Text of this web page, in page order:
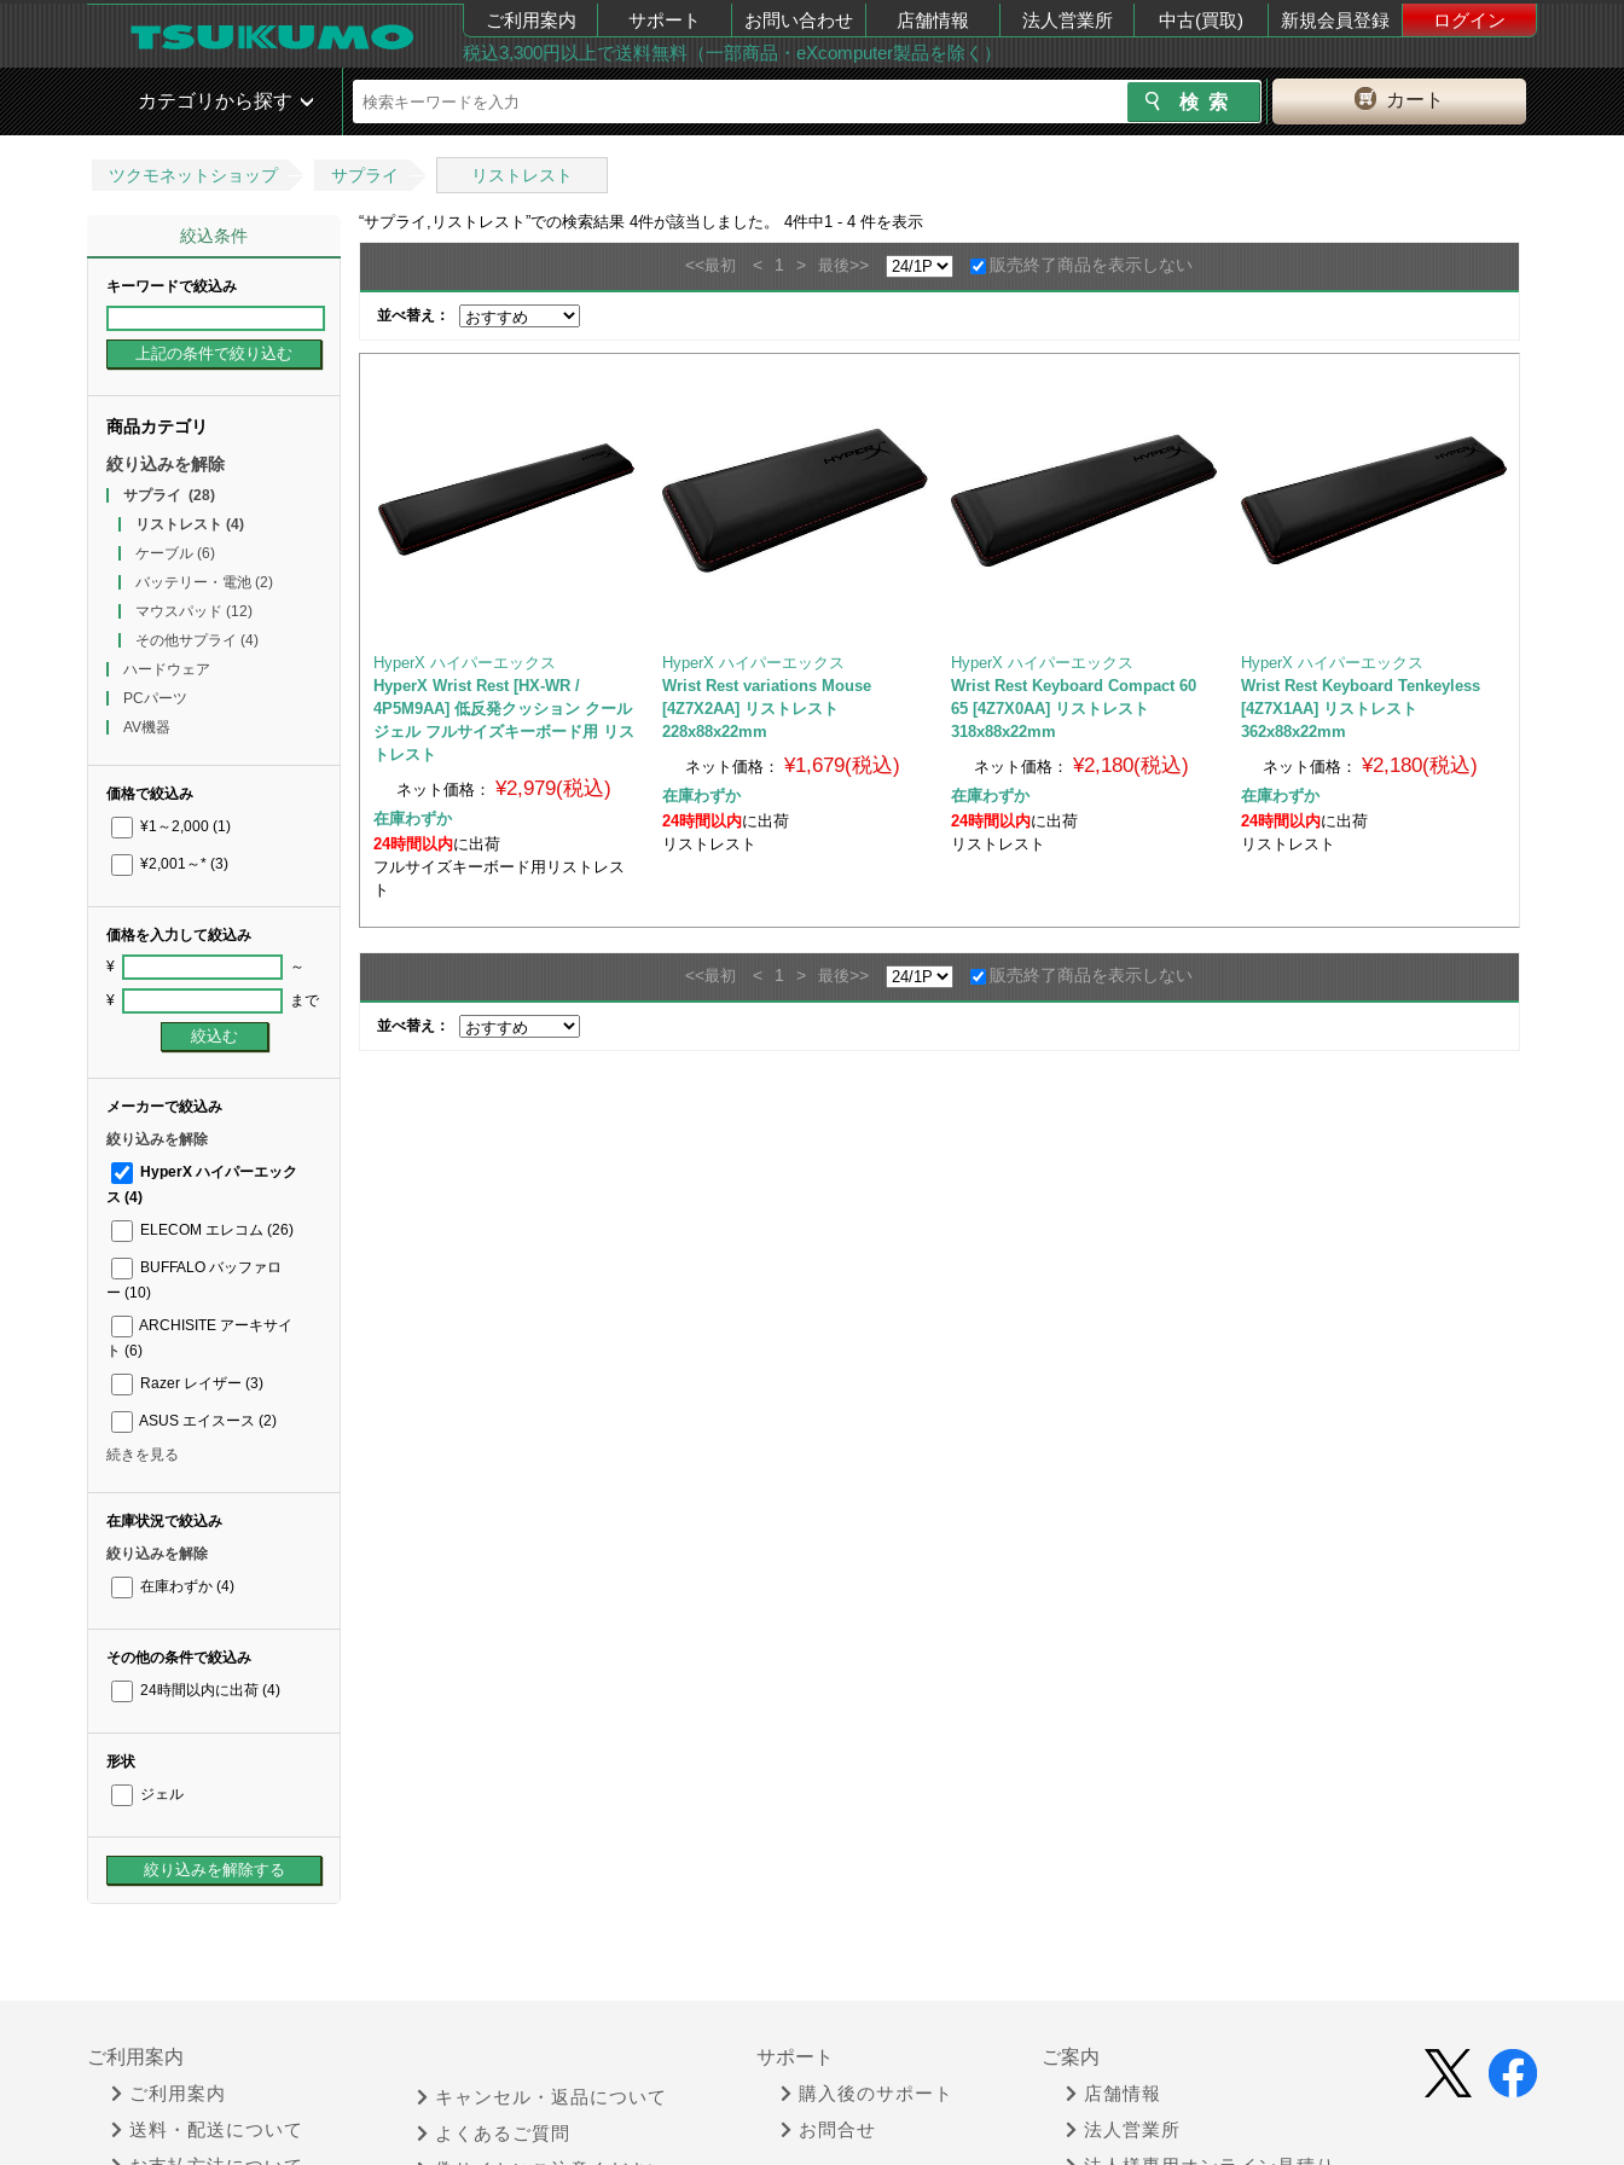
ご利用案内 サポート お問い合わせ 店舗情報 法人営業所 中古(買取) 新規会員登録
ログイン
税込3,300円以上で送料無料（一部商品・eXcomputer製品を除く）
カート
カテゴリから探す
ツクモネットショップ サプライ リストレスト
絞込条件
キーワードで絞込み
商品カテゴリ
絞り込みを解除
サプライ (28)
リストレスト (4)
ケーブル(6)
バッテリー・電池(2)
マウスパッド (12)
その他サプライ (4)
ハードウェア
PCパーツ
AV機器
価格で絞込み
¥1～2,000 (1)
¥2,001～* (3)
価格を入力して絞込み
¥ ～
¥ まで
メーカーで絞込み
絞り込みを解除
HyperX ハイパーエック
ス (4)
ELECOM エレコム (26)
BUFFALO バッファロ
ー (10)
ARCHISITE アーキサイ
ト (6)
Razer レイザー (3)
ASUS エイスース (2)
続きを見る
在庫状況で絞込み
絞り込みを解除
在庫わずか (4)
その他の条件で絞込み
24時間以内に出荷 (4)
形状
ジェル
“サプライ,リストレスト ”での検索結果 4件が該当しました。 4件中1 - 4 件を表示
<<最初 < 1 > 最後>> 販売終了商品を表示しない
並べ替え：
HyperX ハイパーエックス
HyperX Wrist Rest [HX-WR /
4P5M9AA] 低反発クッション クール
ジェル フルサイズキーボード用 リス
トレスト
ネット価格： ¥2,979(税込)
在庫わずか
24時間以内に出荷
フルサイズキーボード用リストレス
ト
HyperX ハイパーエックス
Wrist Rest variations Mouse
[4Z7X2AA] リストレスト
228x88x22mm
ネット価格： ¥1,679(税込)
在庫わずか
24時間以内に出荷
リストレスト
HyperX ハイパーエックス
Wrist Rest Keyboard Compact 60
65 [4Z7X0AA] リストレスト
318x88x22mm
ネット価格：
¥2,180(税込)
在庫わずか
24時間以内に出荷
リストレスト
HyperX ハイパーエックス
Wrist Rest Keyboard Tenkeyless
[4Z7X1AA] リストレスト
362x88x22mm
ネット価格：
¥2,180(税込)
在庫わずか
24時間以内に出荷
リストレスト
<<最初 < 1 > 最後>> 販売終了商品を表示しない
並べ替え：
ご利用案内
ご利用案内
送料・配送について
キャンセル・返品について
よくあるご質問
サポート
購入後のサポート
お問合せ
ご案内
店舗情報
法人営業所